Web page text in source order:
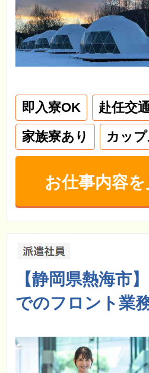
即入寮OK 赴任交
家族寮あり
カッ
お仕事内容を
【静岡県熱海市
でのフロント業